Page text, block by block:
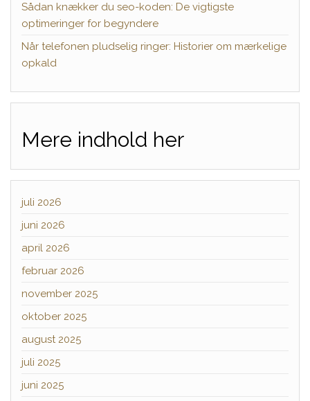
Sådan knækker du seo-koden: De vigtigste
optimeringer for begyndere
Når telefonen pludselig ringer: Historier om mærkelige
opkald
Mere indhold her
juli 2026
juni 2026
april 2026
februar 2026
november 2025
oktober 2025
august 2025
juli 2025
juni 2025